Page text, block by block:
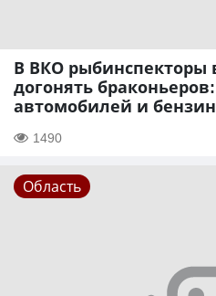
В ВКО
догонять
автомобилей и
1490
Область